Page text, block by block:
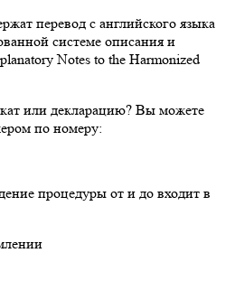
перевод с английского языка
системе описания и
Notes to the Harmonized
или декларацию? Вы можете
по номеру:
процедуры от и до входит в